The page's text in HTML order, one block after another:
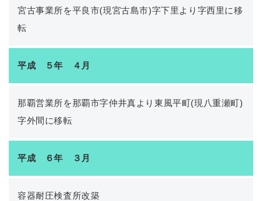
宮古事業所を平良市(現宮古島市)字下里より字西里に移
転
平成 ５年 ４月
那覇営業所を那覇市字仲井真より東風平町(現八重瀬町)
字外間に移転
平成 ６年 ３月
容器耐圧検査所改築